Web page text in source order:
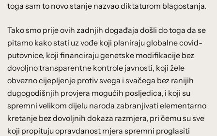
toga sam to novo stanje nazvao diktaturom blagostanja.
Tako smo prije ovih zadnjih događaja došli do toga da se
pitamo kako stati uz vođe koji planiraju globalne covid-
putovnice, koji financiraju genetske modifikacije bez
dovoljno transparentne kontrole javnosti, koji žele
obvezno cijepljenje protiv svega i svačega bez ranijih
dugogodišnjih provjera mogućih posljedica, i koji su
spremni velikom dijelu naroda zabranjivati elementarno
kretanje bez dovoljnih dokaza razmjera, pri čemu su sve
koji propituju opravdanost mjera spremni proglasiti